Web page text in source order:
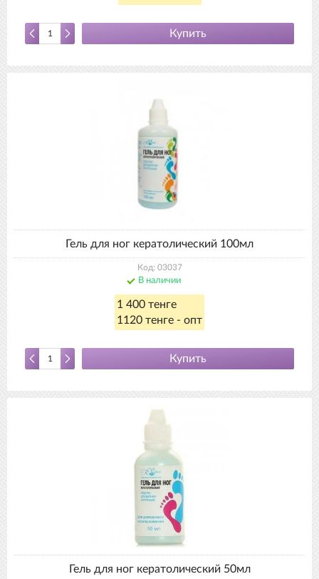
Купить
Гель для ног кератолический 100мл
Код: 03037
В наличии
1 400 тенге
1120 тенге - опт
Купить
Гель для ног кератолический 50мл